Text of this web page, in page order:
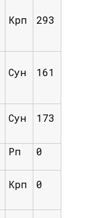
Крп 293
Сун 161
Сун 173
Рп 0
Крп 0